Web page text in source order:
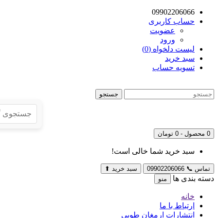
09902206066
حساب کاربری
عضویت
ورود
لیست دلخواه (0)
سبد خرید
تسویه حساب
جستجو
0 محصول - 0 تومان
سبد خرید شما خالی است!
تماس 📞
09902206066 سبد خرید ⬆
دسته بندی ها منو
خانه
ارتباط با ما
انتشارات ارمغان طوبی